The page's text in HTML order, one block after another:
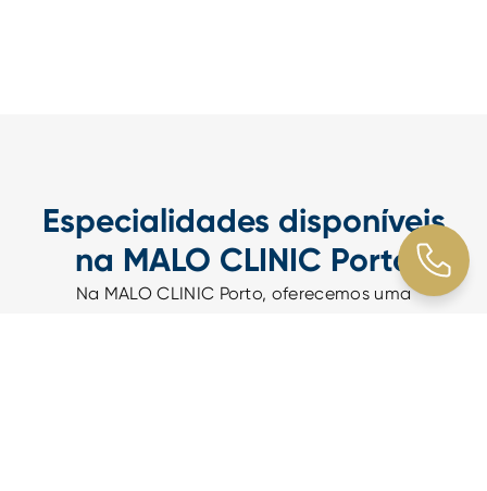
Especialidades disponíveis
na MALO CLINIC Porto
Na MALO CLINIC Porto, oferecemos uma